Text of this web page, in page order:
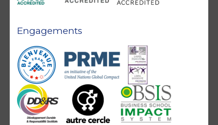
Engagements